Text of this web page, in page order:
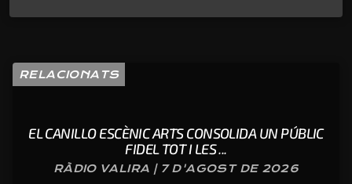
RELACIONATS
EL CANILLO ESCÈNIC ARTS CONSOLIDA UN PÚBLIC
FIDEL TOT I LES ...
RÀDIO VALIRA | 7 D'AGOST DE 2026